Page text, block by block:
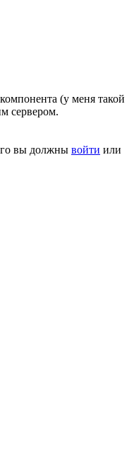
(у меня такой
сервером.
вы должны войти или